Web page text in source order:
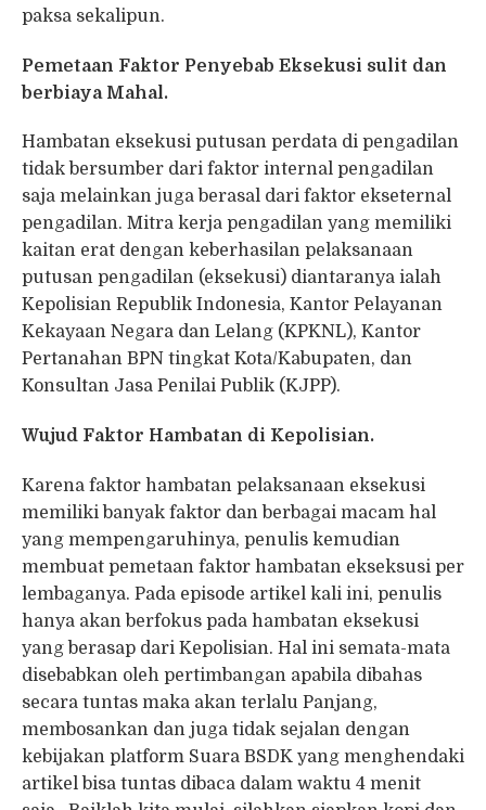
paksa sekalipun.
Pemetaan Faktor Penyebab Eksekusi sulit dan
berbiaya Mahal.
Hambatan eksekusi putusan perdata di pengadilan
tidak bersumber dari faktor internal pengadilan
saja melainkan juga berasal dari faktor ekseternal
pengadilan. Mitra kerja pengadilan yang memiliki
kaitan erat dengan keberhasilan pelaksanaan
putusan pengadilan (eksekusi) diantaranya ialah
Kepolisian Republik Indonesia, Kantor Pelayanan
Kekayaan Negara dan Lelang (KPKNL), Kantor
Pertanahan BPN tingkat Kota/Kabupaten, dan
Konsultan Jasa Penilai Publik (KJPP).
Wujud Faktor Hambatan di Kepolisian.
Karena faktor hambatan pelaksanaan eksekusi
memiliki banyak faktor dan berbagai macam hal
yang mempengaruhinya, penulis kemudian
membuat pemetaan faktor hambatan ekseksusi per
lembaganya. Pada episode artikel kali ini, penulis
hanya akan berfokus pada hambatan eksekusi
yang berasap dari Kepolisian. Hal ini semata-mata
disebabkan oleh pertimbangan apabila dibahas
secara tuntas maka akan terlalu Panjang,
membosankan dan juga tidak sejalan dengan
kebijakan platform Suara BSDK yang menghendaki
artikel bisa tuntas dibaca dalam waktu 4 menit